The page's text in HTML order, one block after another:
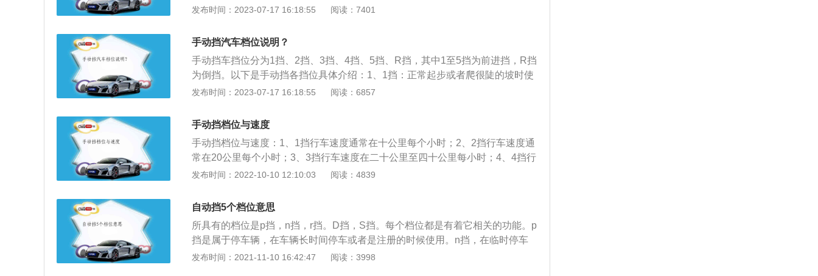
车挡。指汽车在低速行驶的挡位。3、三挡：三挡为加速挡。从这个挡位开始就
速行驶挡。基本上城市道路中除高架以外的路段基本最高只能用到这个挡位，根
据不同的车辆速度一般保持在60-70左右的时候使用。5、五挡：五挡为高速挡。
只有高架桥、高速公路等需要使用，一般速度都在80或以上使用。6、R档：即倒
车挡，在倒车时使用。
发布时间：2023-07-17 16:18:55 阅读：7401
手动挡汽车档位说明？
手动挡车挡位分为1挡、2挡、3挡、4挡、5挡、R挡，其中1至5挡为前进挡，R挡
为倒挡。以下是手动挡各挡位具体介绍：1、1挡：正常起步或者爬很陡的坡时使
用。车速一般在10公里每小时。2、2挡：起步后加速的过度挡，或者低速前进使
行驶常使用该挡位。4、4挡：时速40-60km/h时使用该挡位。5、5挡：时速60K
m/h以上就可以使用该挡。
发布时间：2023-07-17 16:18:55 阅读：6857
手动挡档位与速度
手动挡档位与速度：1、1挡行车速度通常在十公里每个小时；2、2挡行车速度通
常在20公里每个小时；3、3挡行车速度在二十公里至四十公里每小时；4、4挡行
车速度四十到六十公里每小时；5、5挡行车速度六十公里之上。驾驶手动档要特
档。因为手动档最禁忌的是抵挡高速或者是高速低档，如此毫无疑问会大大增加
耗油量，增加汽车发动机负担，危害汽车发动机寿命。要是三档低速行车时间较
长，比用四档行车耗油量多出来10%，若是二档还是会增加耗油量。换挡时能够
依据发动机转速和汽车行车速度分析，引擎在靠近扭力最高值输出的转动速度行
车，是最节油的。
发布时间：2022-10-10 12:10:03 阅读：4839
自动挡5个档位意思
所具有的档位是p挡，n挡，r挡。D挡，S挡。每个档位都是有着它相关的功能。p
挡是属于停车辆，在车辆长时间停车或者是注册的时候使用。n挡，在临时停车
的时候使用。r挡是车辆的倒档。D挡是机动车辆的前进挡。S挡是变速箱的运动
发布时间：2021-11-10 16:42:47 阅读：3998